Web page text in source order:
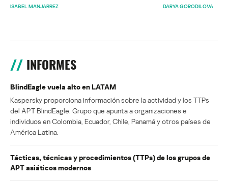
ISABEL MANJARREZ
DARYA GORODILOVA
INFORMES
BlindEagle vuela alto en LATAM
Kaspersky proporciona información sobre la actividad y los TTPs
del APT BlindEagle. Grupo que apunta a organizaciones e
individuos en Colombia, Ecuador, Chile, Panamá y otros países de
América Latina.
Tácticas, técnicas y procedimientos (TTPs) de los grupos de
APT asiáticos modernos